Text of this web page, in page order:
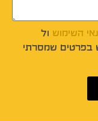
השימוש ול
בפרטים שמסרתי